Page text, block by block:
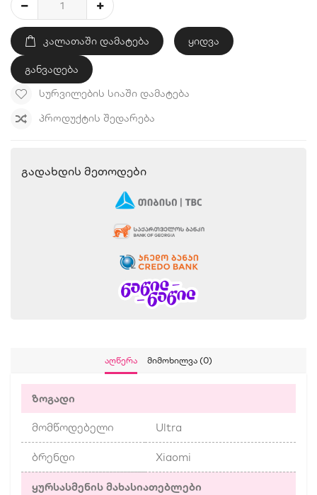
ᲙᲐᲚᲐᲗᲐᲨᲘ ᲓᲐᲛᲐᲢᲔᲑᲐ ყიდვა
განვადება
ᲡᲣᲠᲕᲘᲚᲔᲑᲘᲡ ᲡᲘᲐᲨᲘ ᲓᲐᲛᲐᲢᲔᲑᲐ
ᲞᲠᲝᲓᲣᲥᲢᲘᲡ ᲨᲔᲓᲐᲠᲔᲑᲐ
Გადახდის Მეთოდები
Აღწერა Მიმოხილვა (0)
ზოგადი
მომწოდებელი Ultra
ბრენდი Xiaomi
ყურსასმენის მახასიათებლები